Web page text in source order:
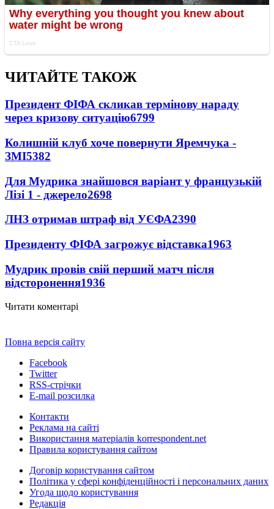
ЧИТАЙТЕ ТАКОЖ
Президент ФІФА скликав термінову нараду
через кризову ситуацію6799
Колишній клуб хоче повернути Яремчука -
ЗМІ5382
Для Мудрика знайшовся варіант у французькій
Лізі 1 - джерело2698
ЛНЗ отримав штраф від УЄФА2390
Президенту ФІФА загрожує відставка1963
Мудрик провів свій перший матч після
відсторонення1936
Читати коментарі
Повна версія сайту
Facebook
Twitter
RSS-стрічки
E-mail розсилка
Контакти
Реклама на сайті
Використання матеріалів korrespondent.net
Правила користування сайтом
Договір користування сайтом
Політика у сфері конфіденційності і персональних даних
Угода щодо користування
Редакція